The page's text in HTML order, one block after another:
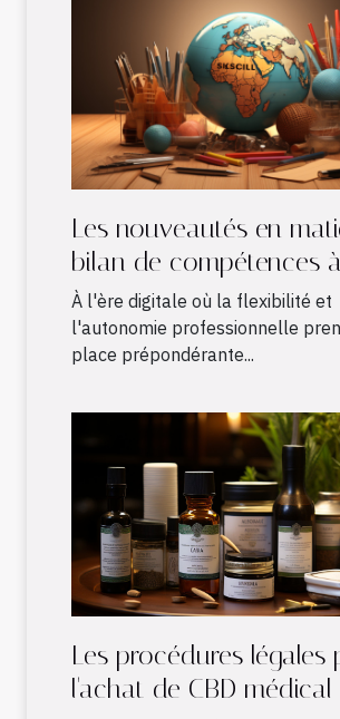
Les nouveautés en
bilan de compétences à
distance : avantages et
fonctionnement
À l'ère digitale où la flexibilité et
l'autonomie professionnelle
place prépondérante...
Les procédures légales
l'achat de CBD médical